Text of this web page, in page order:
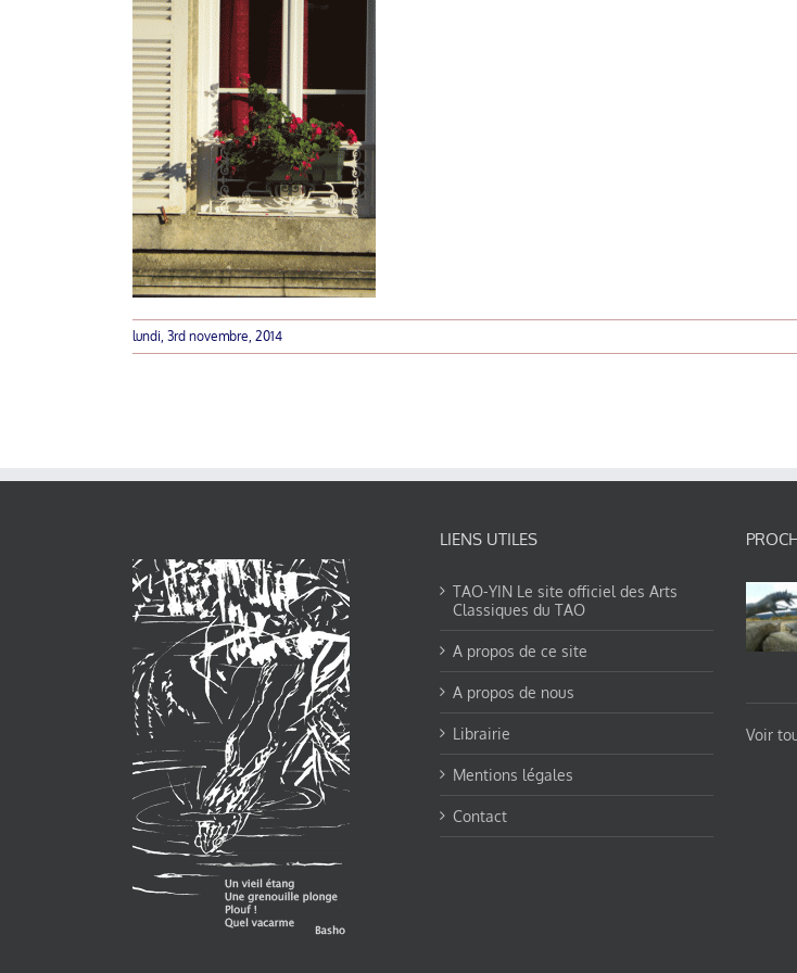
lundi, 3rd novembre, 2014
LIENS UTILES
TAO-YIN Le site officiel des Arts
Classiques du TAO
A propos de ce site
A propos de nous
Librairie
Mentions légales
Contact
Voir